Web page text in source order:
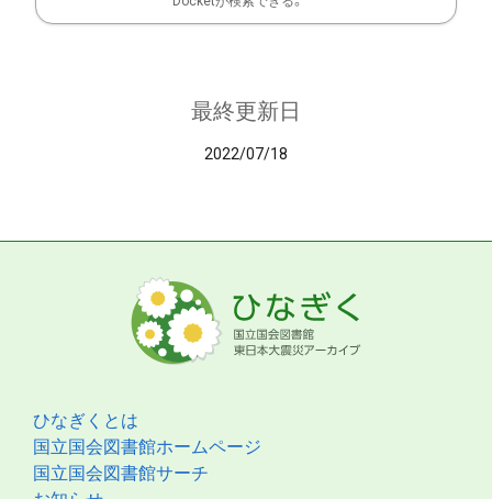
最終更新日
2022/07/18
ひなぎくとは
国立国会図書館ホームページ
国立国会図書館サーチ